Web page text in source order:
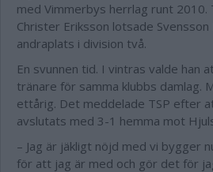
med Vimmerbys herrlag runt 2010.
Christer Eriksson lotsade Svensson
andraplats i division två.
En svunnen tid. I vintras valde han
tränare för samma klubbs damlag.
ettårig. Det meddelade TSP efter
avslutats med 3-1 hemma mot
– Jag är jäkligt nöjd med vi bygger
för att jag är med och gör det för